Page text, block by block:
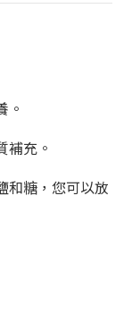
。
補充。
和糖，您可以放